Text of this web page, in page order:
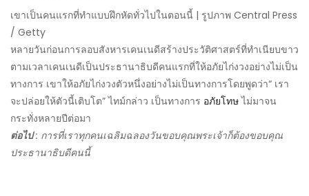
เขาเป็นคนแรกที่ทำแบบฝึกหัดทั่วไปในตอนนี้ | รูปภาพ Central Press
/ Getty
หลายวันก่อนการลอบสังหารเคนเนดีสร้างประวัติศาสตร์ที่ทำเนียบขาว
ตามเวลาเคนเนดีเป็นประธานาธิบดีคนแรกที่ให้อภัยไก่งวงอย่างไม่เป็น
ทางการ เขาให้อภัยไก่งวงตัวหนึ่งอย่างไม่เป็นทางการโดยพูดว่า“ เรา
จะปล่อยให้ตัวนี้เติบโต” ไทม์กล่าว เป็นทางการ อภัยโทษไม่มาจน
กระทั่งหลายปีต่อมา
ต่อไป: การที่เราทุกคนเฉลิมฉลองวันขอบคุณพระเจ้าก็ต้องขอบคุณ
ประธานาธิบดีคนนี้